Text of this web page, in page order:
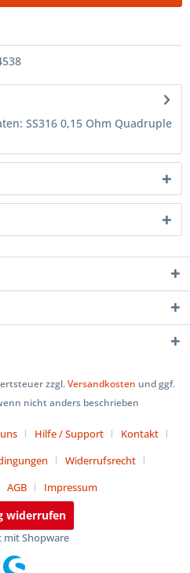
SS316 0,15 Ohm Quadruple
zzgl.Versandkosten und ggf.
nicht anders beschrieben
Hilfe / Support
Kontakt
Widerrufsrecht
AGB Impressum
widerrufen
mit Shopware